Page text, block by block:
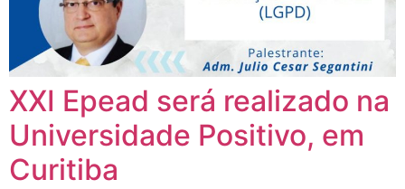
XXI Epead será realizado na
Universidade Positivo, em
Curitiba